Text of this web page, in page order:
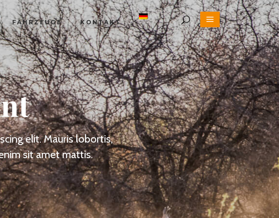
FAHRZEUGE KONTAKT
elit. Mauris lobortis,
sit amet mattis.